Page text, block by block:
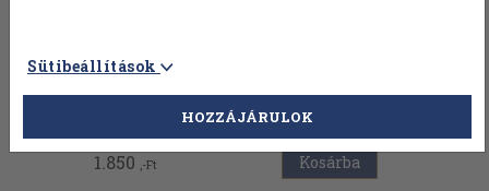
Vissza az előző oldalra
1.850 ,-Ft Kosárba
Sütibeállítások
HOZZÁJÁRULOK